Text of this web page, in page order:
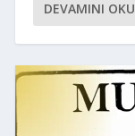
DEVAMINI OKU